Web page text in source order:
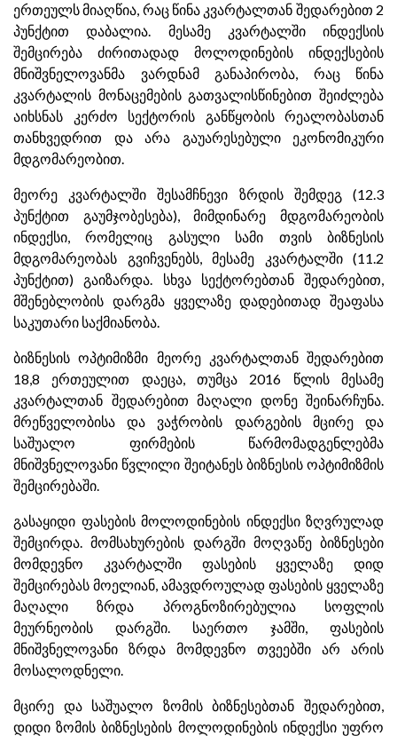
ერთეულს მიაღწია, რაც წინა კვარტალთან შედარებით 2
პუნქტით დაბალია. მესამე კვარტალში ინდექსის
შემცირება ძირითადად მოლოდინების ინდექსების
მნიშვნელოვანმა ვარდნამ განაპირობა, რაც წინა
კვარტალის მონაცემების გათვალისწინებით შეიძლება
აიხსნას კერძო სექტორის განწყობის რეალობასთან
თანხვედრით და არა გაუარესებული ეკონომიკური
მდგომარეობით.
მეორე კვარტალში შესამჩნევი ზრდის შემდეგ (12.3
პუნქტით გაუმჯობესება), მიმდინარე მდგომარეობის
ინდექსი, რომელიც გასული სამი თვის ბიზნესის
მდგომარეობას გვიჩვენებს, მესამე კვარტალში (11.2
პუნქტით) გაიზარდა. სხვა სექტორებთან შედარებით,
მშენებლობის დარგმა ყველაზე დადებითად შეაფასა
საკუთარი საქმიანობა.
ბიზნესის ოპტიმიზმი მეორე კვარტალთან შედარებით
18,8 ერთეულით დაეცა, თუმცა 2016 წლის მესამე
კვარტალთან შედარებით მაღალი დონე შეინარჩუნა.
მრეწველობისა და ვაჭრობის დარგების მცირე და
საშუალო ფირმების წარმომადგენლებმა
მნიშვნელოვანი წვლილი შეიტანეს ბიზნესის ოპტიმიზმის
შემცირებაში.
გასაყიდი ფასების მოლოდინების ინდექსი ზღვრულად
შემცირდა. მომსახურების დარგში მოღვაწე ბიზნესები
მომდევნო კვარტალში ფასების ყველაზე დიდ
შემცირებას მოელიან, ამავდროულად ფასების ყველაზე
მაღალი ზრდა პროგნოზირებულია სოფლის
მეურნეობის დარგში. საერთო ჯამში, ფასების
მნიშვნელოვანი ზრდა მომდევნო თვეებში არ არის
მოსალოდნელი.
მცირე და საშუალო ზომის ბიზნესებთან შედარებით,
დიდი ზომის ბიზნესების მოლოდინების ინდექსი უფრო